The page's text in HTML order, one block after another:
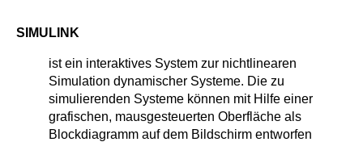
SIMULINK
ist ein interaktives System zur nichtlinearen
Simulation dynamischer Systeme. Die zu
simulierenden Systeme können mit Hilfe einer
grafischen, mausgesteuerten Oberfläche als
Blockdiagramm auf dem Bildschirm entworfen